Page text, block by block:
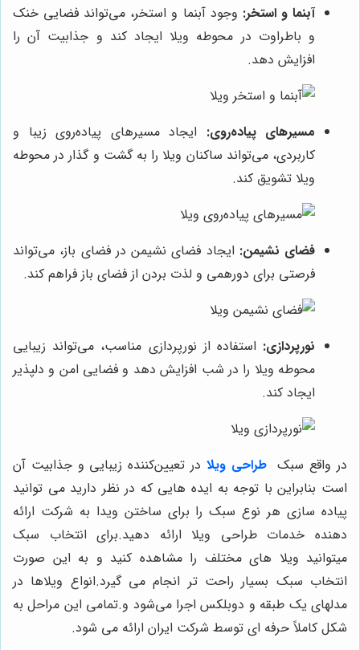
آبنما و استخر: وجود آبنما و استخر، می‌تواند فضایی خنک
و باطراوت در محوطه ویلا ایجاد کند و جذابیت آن را
افزایش دهد.
مسیرهای پیاده‌روی: ایجاد مسیرهای پیاده‌روی زیبا و
کاربردی، می‌تواند ساکنان ویلا را به گشت و گذار در محوطه
ویلا تشویق کند.
فضای نشیمن: ایجاد فضای نشیمن در فضای باز، می‌تواند
فرصتی برای دورهمی و لذت بردن از فضای باز فراهم کند.
نورپردازی: استفاده از نورپردازی مناسب، می‌تواند زیبایی
محوطه ویلا را در شب افزایش دهد و فضایی امن و دلپذیر
ایجاد کند.
در واقع سبک طراحی ویلا در تعیین‌کننده زیبایی و جذابیت آن
است بنابراین با توجه به ایده هایی که در نظر دارید می توانید
پیاده سازی هر نوع سبک را برای ساختن ویدا به شرکت ارائه
دهنده خدمات طراحی ویلا ارائه دهید.برای انتخاب سبک
میتوانید ویلا های مختلف را مشاهده کنید و به این صورت
انتخاب سبک بسیار راحت تر انجام می گیرد.انواع ویلاها در
مدلهای یک طبقه و دوبلکس اجرا می‌شود و.تمامی این مراحل به
شکل کاملاً حرفه ای توسط شرکت ایران ارائه می شود.